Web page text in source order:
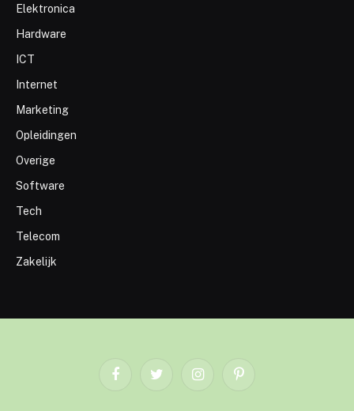
Elektronica
Hardware
ICT
Internet
Marketing
Opleidingen
Overige
Software
Tech
Telecom
Zakelijk
FacebookTwitter InstagramPinterest